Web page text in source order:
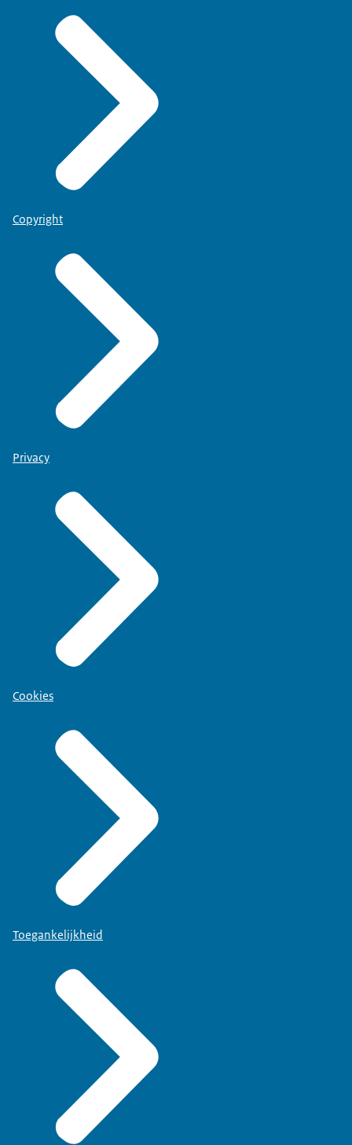
Copyright
Privacy
Cookies
Toegankelijkheid